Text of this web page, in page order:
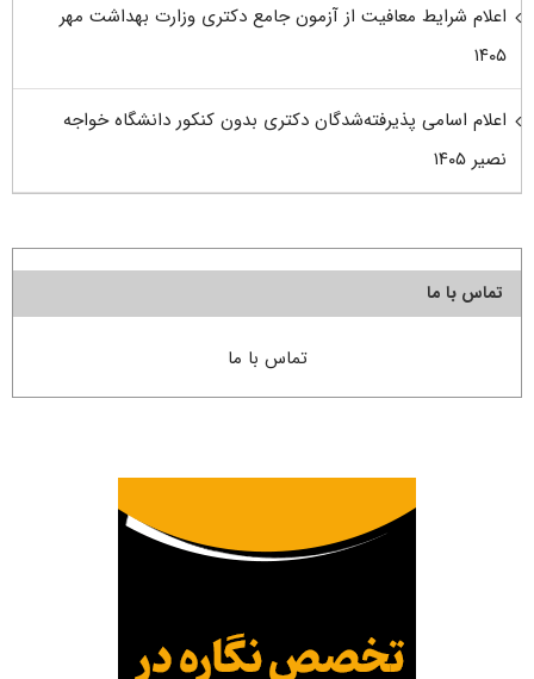
اعلام شرایط معافیت از آزمون جامع دکتری وزارت بهداشت مهر
۱۴۰۵
اعلام اسامی پذیرفته‌شدگان دکتری بدون کنکور دانشگاه خواجه
نصیر ۱۴۰۵
تماس با ما
تماس با ما